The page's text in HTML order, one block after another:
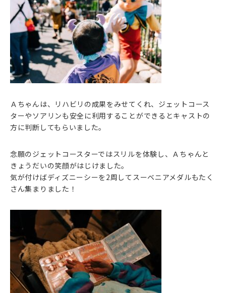
Ａちゃんは、リハビリの成果をみせてくれ、ジェットコース
ターやソアリンも安全に利用することができるとキャストの
方に判断してもらいました。
念願のジェットコースターではスリルを体験し、Ａちゃんと
きょうだいの笑顔がはじけました。
気が付けばディズニーシーを2周してスーベニアメダルもたく
さん集まりました！